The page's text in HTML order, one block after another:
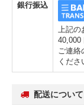
銀行振込
上記の
40,000
ご連絡
くださ
配送について